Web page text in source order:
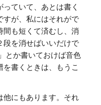
ていて、あとは書く
すが、私にはそれがで
間も短くて済むし、消
段を消せばいいだけで
とか書いておけば音色
を書くときは、もうこ
にもあります。それ